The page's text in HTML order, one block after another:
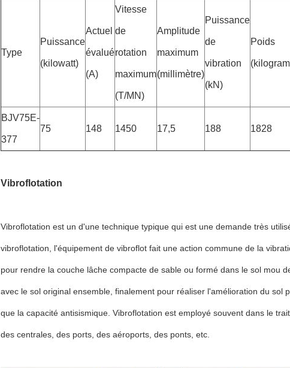
Type
Puissance
(kilowatt)
Actuel
évalué
(A)
Vitesse
de
rotation
maximum
(T/MN)
Amplitude
maximum
(millimètre)
Puissance
de
vibration
(kN)
Poids
BJV75E-
377
75 148 1450 17,5 188 1828
Vibroflotation
Vibroflotation est un d'une technique typique qui est une demande très
vibroflotation, l'équipement de vibroflot fait une action commune de la
pour rendre la couche lâche compacte de sable ou formé dans le sol mou
avec le sol original ensemble, finalement pour réaliser l'amélioration du sol
que la capacité antisismique. Vibroflotation est employé souvent dans le
des centrales, des ports, des aéroports, des ponts, etc.